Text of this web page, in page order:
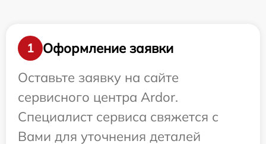
1
Оформление заявки
Оставьте заявку на сайте
сервисного центра Ardor.
Специалист сервиса свяжется с
Вами для уточнения деталей